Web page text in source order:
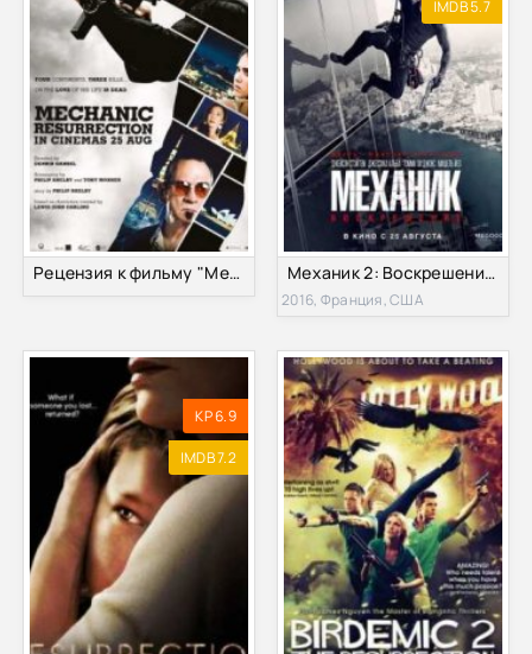
Рецензия к фильму "Механик: Воскрешение" 2016
IMDB 5.7
Механик 2: Воскрешение (2016)
2016, Франция, США
KP 6.9
IMDB 7.2